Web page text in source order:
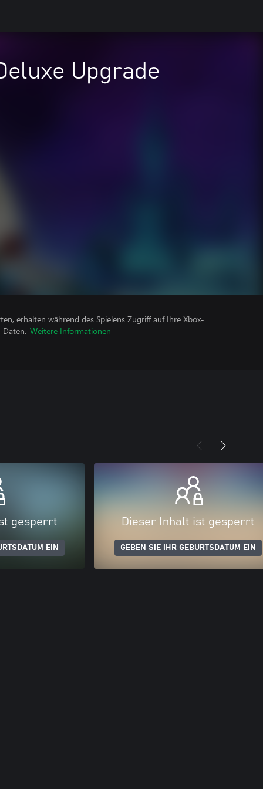
Upgrade
erhalten während des Spielens Zugriff auf Ihre Xbox-
Weitere Informationen
gesperrt
EIN
Dieser Inhalt ist gesperrt
GEBEN SIE IHR GEBURTSDATUM EIN